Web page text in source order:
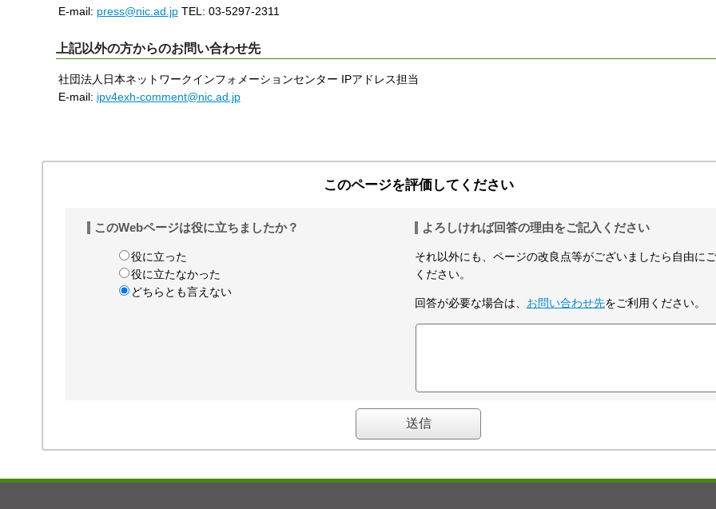
E-mail: press@nic.ad.jpTEL: 03-5297-2311
上記以外の方からのお問い合わせ先
社団法人日本ネットワークインフォメーションセンター IPアドレス担当
E-mail: ipv4exh-comment@nic.ad.jp
このページを評価してください
このWebページは役に立ちましたか？
役に立った
役に立たなかった
どちらとも言えない
よろしければ回答の理由をご記入ください
それ以外にも、ページの改良点等がございましたら自由に
ください。
回答が必要な場合は、 お問い合わせ先をご利用ください。